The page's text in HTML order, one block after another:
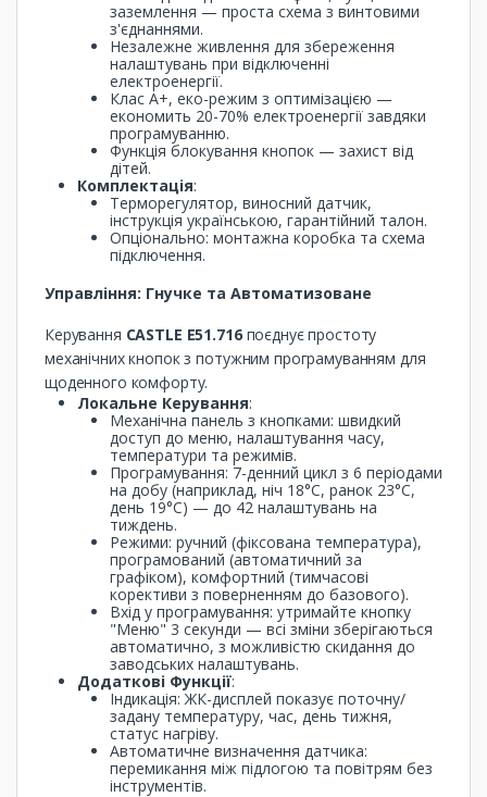
заземлення — проста схема з винтовими
з'єднаннями.
Незалежне живлення для збереження
налаштувань при відключенні
електроенергії.
Клас A+, еко-режим з оптимізацією —
економить 20-70% електроенергії завдяки
програмуванню.
Функція блокування кнопок — захист від
дітей.
Комплектація:
Терморегулятор, виносний датчик,
інструкція українською, гарантійний талон.
Опціонально: монтажна коробка та схема
підключення.
Управління: Гнучке та Автоматизоване
Керування CASTLE E51.716поєднує простоту
механічних кнопок з потужним програмуванням для
щоденного комфорту.
Локальне Керування:
Механічна панель з кнопками: швидкий
доступ до меню, налаштування часу,
температури та режимів.
Програмування: 7-денний цикл з 6 періодами
на добу (наприклад, ніч 18°C, ранок 23°C,
день 19°C) — до 42 налаштувань на
тиждень.
Режими: ручний (фіксована температура),
програмований (автоматичний за
графіком), комфортний (тимчасові
корективи з поверненням до базового).
Вхід у програмування: утримайте кнопку
"Меню" 3 секунди — всі зміни зберігаються
автоматично, з можливістю скидання до
заводських налаштувань.
Додаткові Функції:
Індикація: ЖК-дисплей показує поточну/
задану температуру, час, день тижня,
статус нагріву.
Автоматичне визначення датчика:
перемикання між підлогою та повітрям без
інструментів.